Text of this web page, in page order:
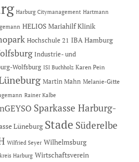
Harburg Citymanagement Hartmann
HELIOS Mariahilf Klinik
Hochschule 21 IBA Hamburg
Industrie- und
Wolfsburg ISI Buchholz Karen Pein
Martin Mahn Melanie-Gitte
Rainer Kalbe
Sparkasse Harburg-
Lüneburg Stade Süderelbe
Wilfried Seyer Wilhelmsburg
Harburg Wirtschaftsverein